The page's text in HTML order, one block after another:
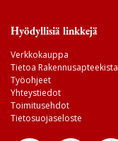
Hyödyllisiä linkkejä
Verkkokauppa
Tietoa Rakennusapteekista
Työohjeet
Yhteystiedot
Toimitusehdot
Tietosuojaseloste